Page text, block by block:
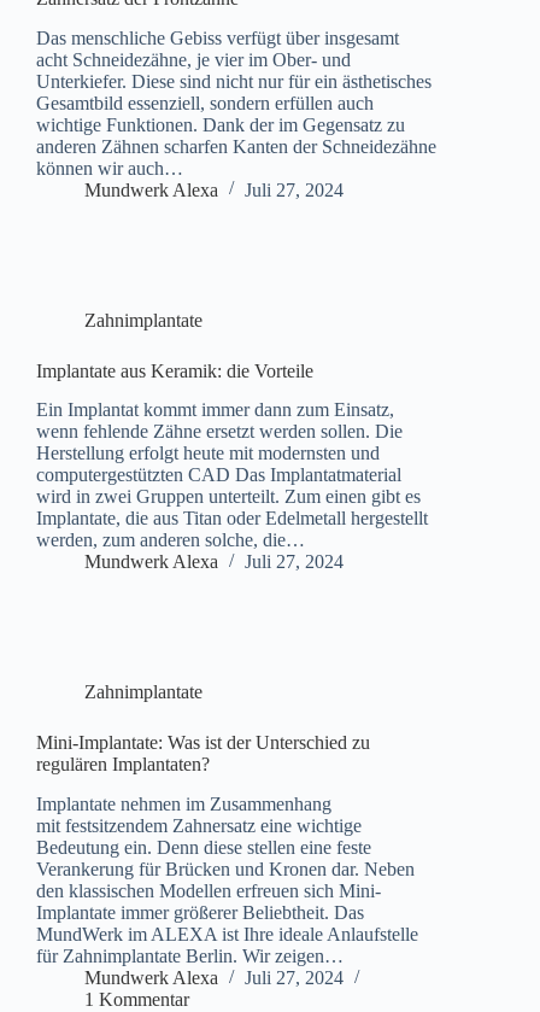
Das menschliche Gebiss verfügt über insgesamt
acht Schneidezähne, je vier im Ober- und
Unterkiefer. Diese sind nicht nur für ein ästhetisches
Gesamtbild essenziell, sondern erfüllen auch
wichtige Funktionen. Dank der im Gegensatz zu
anderen Zähnen scharfen Kanten der Schneidezähne
können wir auch…
Mundwerk Alexa
Juli 27, 2024
Zahnimplantate
Implantate aus Keramik: die Vorteile
Ein Implantat kommt immer dann zum Einsatz,
wenn fehlende Zähne ersetzt werden sollen. Die
Herstellung erfolgt heute mit modernsten und
computergestützten CAD Das Implantatmaterial
wird in zwei Gruppen unterteilt. Zum einen gibt es
Implantate, die aus Titan oder Edelmetall hergestellt
werden, zum anderen solche, die…
Mundwerk Alexa
Juli 27, 2024
Zahnimplantate
Mini-Implantate: Was ist der Unterschied zu
regulären Implantaten?
Implantate nehmen im Zusammenhang
mit festsitzendem Zahnersatz eine wichtige
Bedeutung ein. Denn diese stellen eine feste
Verankerung für Brücken und Kronen dar. Neben
den klassischen Modellen erfreuen sich Mini-
Implantate immer größerer Beliebtheit. Das
MundWerk im ALEXA ist Ihre ideale Anlaufstelle
für Zahnimplantate Berlin. Wir zeigen…
Mundwerk Alexa
Juli 27, 2024
1 Kommentar